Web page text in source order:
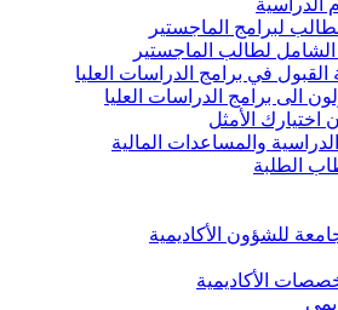
لبرامج الماجستير
الشامل لطالب الماجستير
في برامج الدراسات العليا
الى برامج الدراسات العليا
الأمثل
والمساعدات المالية
الطلبة
للشؤون الأكاديمية
الأكاديمية